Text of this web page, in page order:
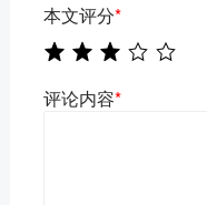
本文评分*
评论内容*